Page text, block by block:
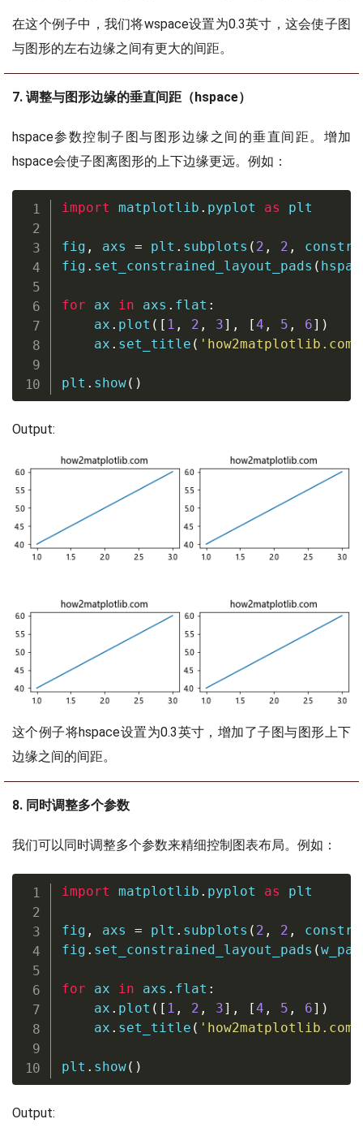
在这个例子中，我们将wspace设置为0.3英寸，这会使子图
与图形的左右边缘之间有更大的间距。
7. 调整与图形边缘的垂直间距（hspace）
hspace参数控制子图与图形边缘之间的垂直间距。增加
hspace会使子图离图形的上下边缘更远。例如：
import matplotlib . pyplot as plt
fig , axs = plt . subplots ( 2 , 2 ,
fig . set_constrained_layout_pads (
for ax in axs . flat :
    ax
. plot ( [ 1 , 2 , 3] , [4 , 5 , 6] )
    ax
. set_title ( 'how2matplotlib.com'
plt . show( )
Output:
这个例子将hspace设置为0.3英寸，增加了子图与图形上下
边缘之间的间距。
8. 同时调整多个参数
我们可以同时调整多个参数来精细控制图表布局。例如：
import matplotlib . pyplot as plt
fig , axs = plt . subplots ( 2 , 2 ,
fig . set_constrained_layout_pads (w_pad
for ax in axs . flat :
    ax
. plot ( [ 1 , 2 , 3] , [4 , 5 , 6] )
    ax
. set_title ( 'how2matplotlib.com'
plt . show( )
Output: